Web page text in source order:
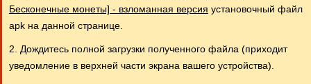
Бесконечные монеты] - взломанная версия установочный файл
apk на данной странице.
2. Дождитесь полной загрузки полученного файла (приходит
уведомление в верхней части экрана вашего устройства).